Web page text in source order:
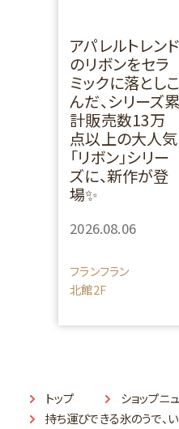
アパレルトレンド
のリボンをセラ
ミックに落としこ
んだ、シリーズ累
計販売数13万
点以上の大人気
「リボン」シリー
ズに、新作が登
場✨
2026.08.06
フランフラン
北館2F
トップ
ショップニ
持ち運びできる氷のうで、